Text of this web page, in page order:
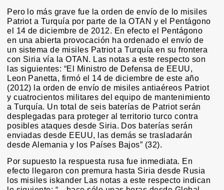
Pero lo más grave fue la orden de envío de lo misiles
Patriot a Turquía por parte de la OTAN y el Pentágono
el 14 de diciembre de 2012. En efecto el Pentágono
en una abierta provocación ha ordenado el envío de
un sistema de misiles Patriot a Turquía en su frontera
con Siria vía la OTAN. Las notas a este respecto son
las siguientes: “El Ministro de Defensa de EEUU,
Leon Panetta, firmó el 14 de diciembre de este año
(2012) la orden de envío de misiles antiaéreos Patriot
y cuatrocientos militares del equipo de mantenimiento
a Turquía. Un total de seis baterías de Patriot serán
desplegadas para proteger al territorio turco contra
posibles ataques desde Siria. Dos baterías serán
enviadas desde EEUU, las demás se trasladarán
desde Alemania y los Países Bajos” (32).
Por supuesto la respuesta rusa fue inmediata. En
efecto llegaron con premura hasta Siria desde Rusia
los misiles iskander Las notas a este respecto indican